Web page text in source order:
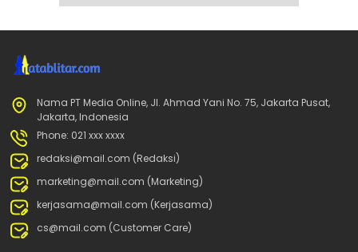
Nama PT Media Online, Jl. Ahmad Yani No. 75, Jakarta Pusat,
Jakarta, Indonesia
Phone: 021 xxx xxxx
redaksi@mail.com (Redaksi)
marketing@mail.com (Marketing)
kerjasama@mail.com (Kerjasama)
cs@mail.com (Customer Care)